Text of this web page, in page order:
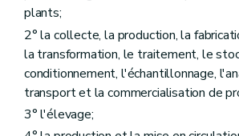
Art. D168
Art. D169
Chapitre III Classement des carcasses de gros bovins
Art. D170
Titre VII Dispositions communes aux produits
Chapitre Ier
Les systèmes de
Art. D171
plants;
2° la collecte, la production, la
la transformation, le traitement, le
conditionnement, l'échantillonnage,
transport et la commercialisation de
3° l'élevage;